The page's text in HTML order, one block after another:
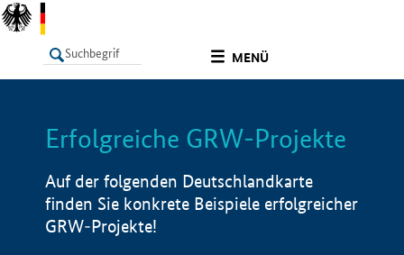
MENÜ
LISTE Info
Erfolgreiche GRW-Projekte
Auf der folgenden Deutschlandkarte
finden Sie konkrete Beispiele erfolgreicher
GRW-Projekte!